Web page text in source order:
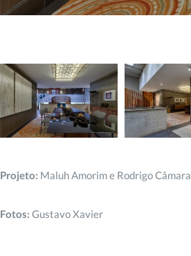
Projeto: Maluh Amorim e Rodrigo Câmara
Fotos: Gustavo Xavier